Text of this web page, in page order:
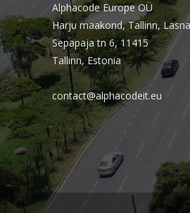
Alphacode Europe OÜ
Harju maakond, Tallinn,
Sepapaja tn 6, 11415
Tallinn, Estonia
contact@alphacodeit.eu